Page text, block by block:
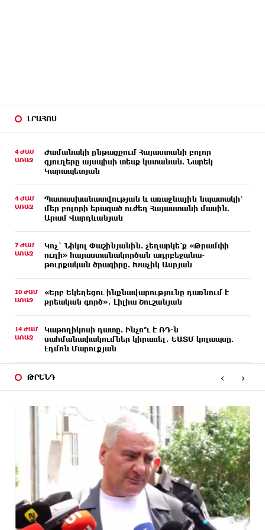
ԼՐԱՀՈՍ
4 ԺԱՄ
ԱՌԱՋ
Ժամանակի ընթացքում Հայաստանի բոլոր
գյուղերը այսպիսի տեսք կստանան. Նարեկ
Կարապետյան
4 ԺԱՄ
ԱՌԱՋ
Պատասխանատվության և առաջնային նպատակի՝
մեր բոլորի երազած ուժեղ Հայաստանի մասին.
Արամ Վարդևանյան
7 ԺԱՄ
ԱՌԱՋ
Կոչ` Նիկոլ Փաշինյանին. չեղարկե՛ք «Թրամփի
ուղի» հայաստանակործան ադրբեջանա-
թուրքական ծրագիրը. Խաչիկ Ասրյան
10 ԺԱՄ
ԱՌԱՋ
«Երբ Եկեղեցու ինքնավարությունը դառնում է
քրեական գործ»․ Լիլիա Շուշանյան
14 ԺԱՄ
ԱՌԱՋ
Կաթողիկոսի դատը. Ինչո՞ւ է ՌԴ-ն
սահմանափակումներ կիրառել․ ԵԱՏՄ կոլապսը.
Էդմոն Մարուքյան
18 ԺԱՄ
Հեշտ չէ կաթողիկոս դատելը, անգամ
Սխալ հարցից ճիշտ պատասխան չի ծնվում. Մհեր
Ավետիսյան
ԱՌԱՋ
Պետությունը կարծիքներով չի կառավարվում.
այն կառավարվում է գիտելիքով ու
պատասխանատվությամբ. Մհեր Ավետիսյան
20 ԺԱՄ
ԱՌԱՋ
Ռուսաստանի ամենամեծ արևային
էլեկտրակայանը կկառուցվի Ամուրի մարզում
ԹՐԵՆԴ ‹ ›